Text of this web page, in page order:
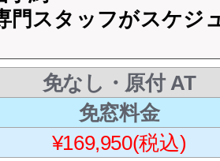
門スタッフがスケジ
免なし・原付 AT
免窓料金
¥169,950(税込)